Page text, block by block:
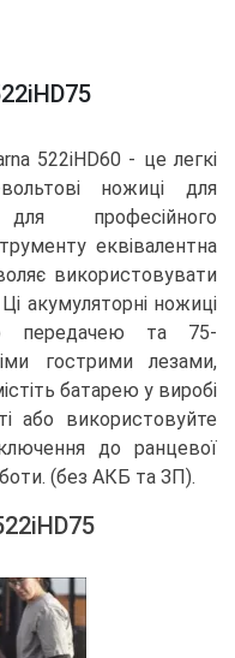
522iHD60 - це легкі
ножиці для
професійного
еквівалентна
використовувати
акумуляторні ножиці
передачею та 75-
гострими лезами,
батарею у виробі
або використовуйте
до ранцевої
(без АКБ та ЗП).